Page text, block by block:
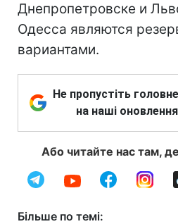
Днепропетровске и
Одесса являются
вариантами.
Не пропустіть
на наші
Або читайте нас там,
Більше по темі: